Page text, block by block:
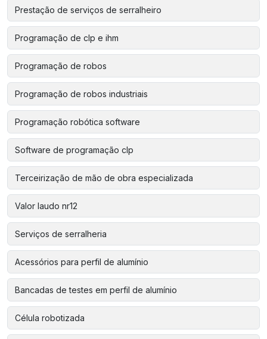
Prestação de serviços de serralheiro
Programação de clp e ihm
Programação de robos
Programação de robos industriais
Programação robótica software
Software de programação clp
Terceirização de mão de obra especializada
Valor laudo nr12
Serviços de serralheria
Acessórios para perfil de alumínio
Bancadas de testes em perfil de alumínio
Célula robotizada